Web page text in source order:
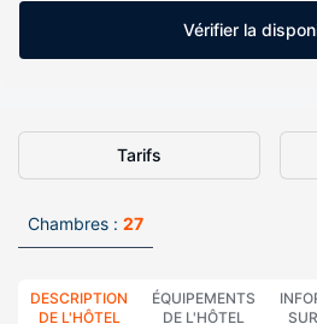
Vérifier la
Tarifs
Chambres : 27
DESCRIPTION
DE L'HÔTEL
ÉQUIPEMENTS
DE L'HÔTEL